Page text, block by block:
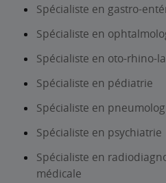
Spécialiste en gastro-
Spécialiste en
Spécialiste en oto-rhino-
Spécialiste en pédiatrie
Spécialiste en
Spécialiste en psychiatrie
Spécialiste en
médicale